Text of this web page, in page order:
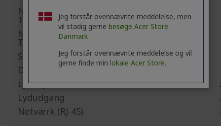
Number of USB 3.2 Gen 2
Type-A Ports
Number of USB 3.2 Gen 2
Type-C Ports
Samlet antal USB-porte
DisplayPort
Lydlinje ind
Lydudgang
Netværk (RJ-45)
Jeg forstår ovennævnte meddelelse, men
vil stadig gerne besøge Acer Store
Danmark
Jeg forstår ovennævnte meddelelse og vil
gerne finde min lokale Acer Store.